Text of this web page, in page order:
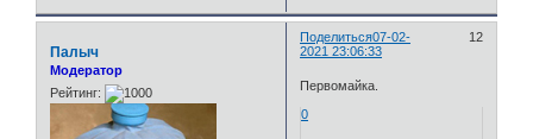
Поделиться 12
07-02-
2021 23:06:33
Палыч
Модератор
Рейтинг:
Первомайка.
0